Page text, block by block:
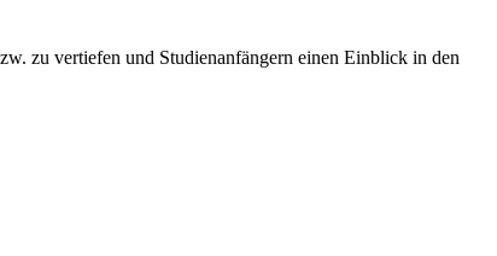
zu vertiefen und Studienanfängern einen Einblick in den